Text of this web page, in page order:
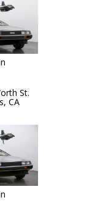
St.
CA